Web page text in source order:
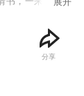
家庭冒充温府
反派温老爷设
让他们陷入一场
分享